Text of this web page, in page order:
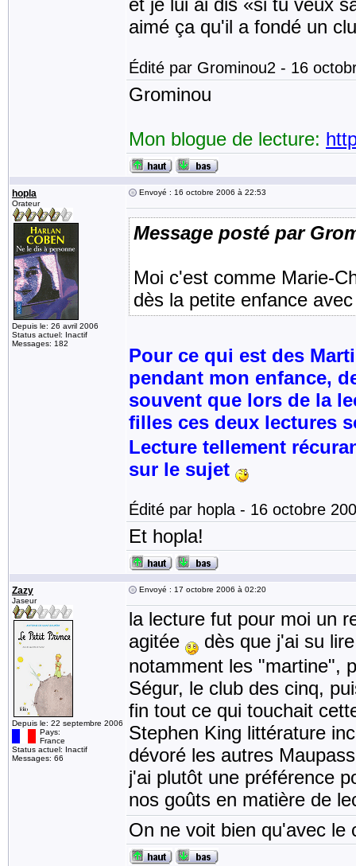
et je lui ai dis «si tu veux
aimé ça qu'il a fondé un
Édité par Grominou2 - 16
Grominou
Mon blogue de lecture:
hopla
Orateur
Depuis le: 26 avril 2006
Status actuel: Inactif
Messages: 182
Envoyé : 16 octobre 2006 à 22:53
Message posté par
Moi c'est comme Marie-
dès la petite enfance
Pour ce qui est des
pendant mon enfance,
souvent que lors de la
filles ces deux lectures
Lecture tellement
sur le sujet
Édité par hopla - 16 octobre
Et hopla!
Zazy
Jaseur
Depuis le: 22 septembre 2006
Pays:
France
Status actuel: Inactif
Messages: 66
Envoyé : 17 octobre 2006 à 02:20
la lecture fut pour moi un
agitée
dès que j'ai su
notamment les "martine",
Ségur, le club des cinq,
fin tout ce qui touchait
Stephen King littérature
dévoré les autres
j'ai plutôt une préférence
nos goûts en matière de
On ne voit bien qu'avec le